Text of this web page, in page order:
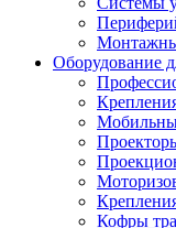
Оборудование
Кофры